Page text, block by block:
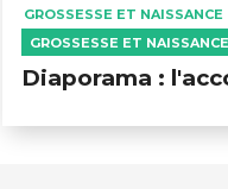
GROSSESSE ET NAISSANCE
GROSSESSE ET NAISSANCE
Diaporama :